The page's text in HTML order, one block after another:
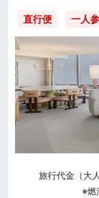
直行便 一人
旅行代金（大人
※燃